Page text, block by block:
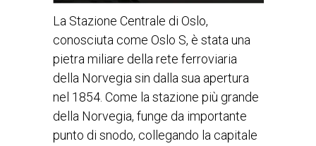
La Stazione Centrale di Oslo,
conosciuta come Oslo S, è stata una
pietra miliare della rete ferroviaria
della Norvegia sin dalla sua apertura
nel 1854. Come la stazione più grande
della Norvegia, funge da importante
punto di snodo, collegando la capitale